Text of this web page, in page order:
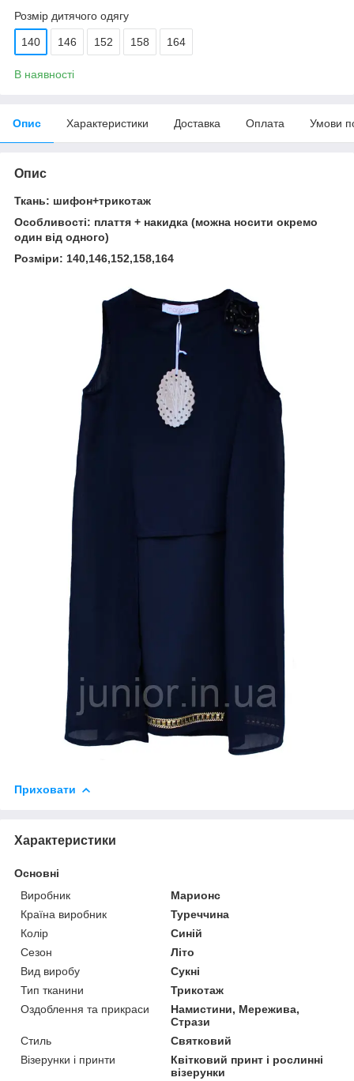
Розмір дитячого одягу
140 146 152 158 164
В наявності
Опис Характеристики Доставка Оплата Умови
Опис
Ткань: шифон+трикотаж
Особливості: плаття + накидка (можна носити окремо
один від одного)
Розміри: 140,146,152,158,164
Приховати
Характеристики
Основні
Виробник
Марионс
Країна виробник
Туреччина
Колір
Синій
Сезон
Літо
Вид виробу
Сукні
Тип тканини
Трикотаж
Оздоблення та прикраси
Намистини, Мережива,
Стрази
Стиль
Святковий
Візерунки і принти
Квітковий принт і рослинні
візерунки